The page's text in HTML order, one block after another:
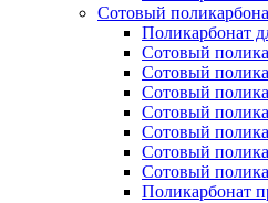
Сотовый
Поликарбонат
Сотовый
Сотовый
Сотовый
Сотовый
Сотовый
Сотовый
Сотовый
Поликарбонат